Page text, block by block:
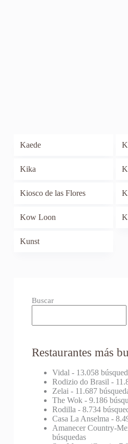
Kaede
Kika
Kiosco de las Flores
Kow Loon
Kunst
Buscar
Restaurantes más
Vidal - 13.058
Rodizio do Brasil -
Zelai - 11.687
The Wok- 9.186
Rodilla - 8.734
Casa La Anselma -
Amanecer Country-
búsquedas